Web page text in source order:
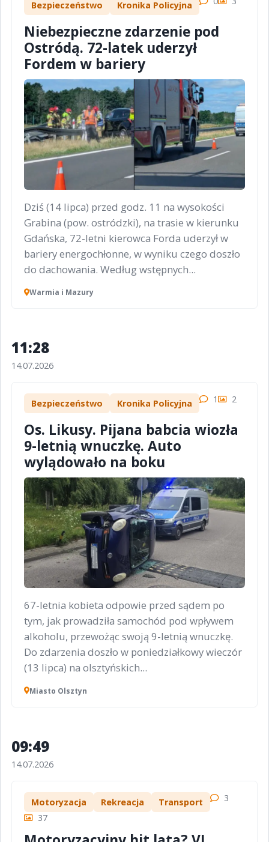
Bezpieczeństwo Kronika Policyjna
Niebezpieczne zdarzenie pod
Ostródą. 72-latek uderzył
Fordem w bariery
Dziś (14 lipca) przed godz. 11 na wysokości
Grabina (pow. ostródzki), na trasie w kierunku
Gdańska, 72-letni kierowca Forda uderzył w
bariery energochłonne, w wyniku czego doszło
do dachowania. Według wstępnych...
Warmia i Mazury
11:28
14.07.2026
Bezpieczeństwo Kronika Policyjna 1 2
Os. Likusy. Pijana babcia wiozła
9-letnią wnuczkę. Auto
wylądowało na boku
67-letnia kobieta odpowie przed sądem po
tym, jak prowadziła samochód pod wpływem
alkoholu, przewożąc swoją 9-letnią wnuczkę.
Do zdarzenia doszło w poniedziałkowy wieczór
(13 lipca) na olsztyńskich...
Miasto Olsztyn
09:49
14.07.2026
Motoryzacja Rekreacja Transport
3
37